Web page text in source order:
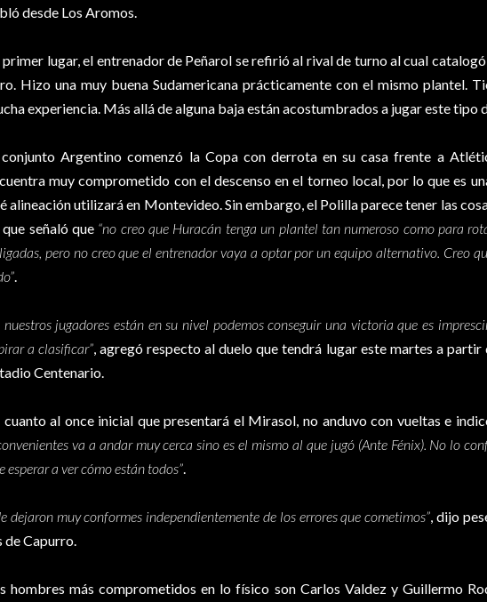
desde Los Aromos.
primer lugar, el entrenador de Peñarol se refirió al rival de turno al cual
Hizo una muy buena Sudamericana prácticamente con el mismo plantel.
experiencia. Más allá de alguna baja están acostumbrados a jugar este tipo
Argentino comenzó la Copa con derrota en su casa frente a
muy comprometido con el descenso en el torneo local, por lo que es
alineación utilizará en Montevideo. Sin embargo, el Polilla parece tener las
señaló que “no creo que Huracán tenga un plantel tan numeroso como para
pero no creo que el entrenador vaya a optar por un equipo alternativo. Creo
.
nuestros jugadores están en su nivel podemos conseguir una victoria que es
a clasificar”, agregó respecto al duelo que tendrá lugar este martes a partir
Centenario.
cuanto al once inicial que presentará el Mirasol, no anduvo con vueltas e
va a andar muy cerca sino es el mismo al que jugó (Ante Fénix). No lo
esperar a ver cómo están todos”.
dejaron muy conformes independientemente de los errores que cometimos”, dijo
de Capurro.
hombres más comprometidos en lo físico son Carlos Valdez y Guillermo